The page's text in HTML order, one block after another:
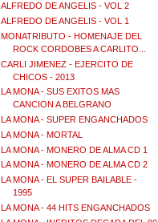
ALFREDO DE ANGELIS - VOL 2
ALFREDO DE ANGELIS - VOL 1
MONATRIBUTO - HOMENAJE DEL
ROCK CORDOBES A CARLITO...
CARLI JIMENEZ - EJERCITO DE
CHICOS - 2013
LA MONA - SUS EXITOS MAS
CANCION A BELGRANO
LA MONA - SUPER ENGANCHADOS
LA MONA - MORTAL
LA MONA - MONERO DE ALMA CD 1
LA MONA - MONERO DE ALMA CD 2
LA MONA - EL SUPER BAILABLE -
1995
LA MONA - 44 HITS ENGANCHADOS